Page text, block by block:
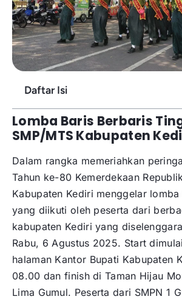
Daftar Isi
Lomba Baris Berbaris
SMP/MTS Kabupaten
Dalam rangka memeriahkan
Tahun ke-80 Kemerdekaan
Kabupaten Kediri menggelar
yang diikuti oleh peserta dari
kabupaten Kediri yang
Rabu, 6 Agustus 2025. Start
halaman Kantor Bupati Kabupaten
08.00 dan finish di Taman Hijau
Lima Gumul. Peserta dari SMPN 1